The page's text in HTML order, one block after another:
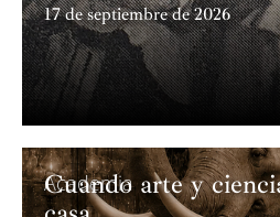
17 de septiembre de 2026
Academia
Cuando arte y